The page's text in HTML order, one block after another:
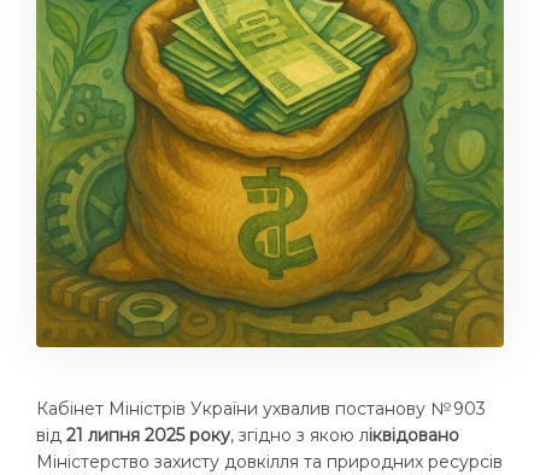
Кабінет Міністрів України ухвалив постанову №903
від 21 липня 2025 року, згідно з якою ліквідовано
Міністерство захисту довкілля та природних ресурсів